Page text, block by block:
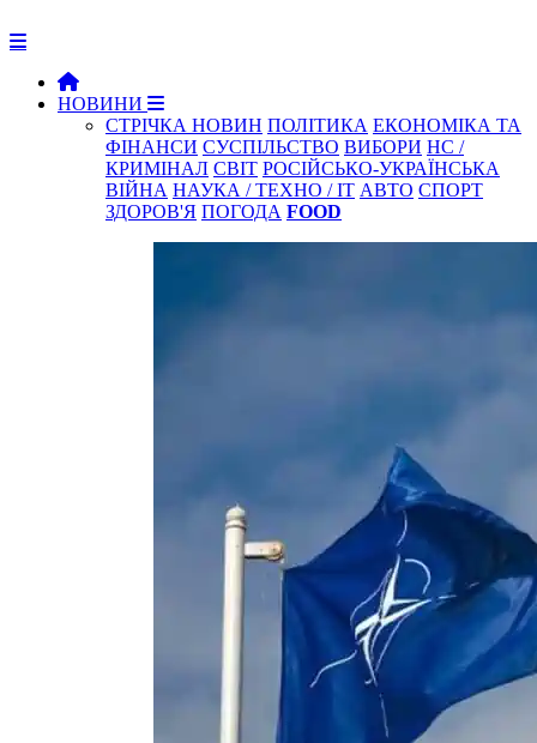
НОВИНИ
СТРІЧКА НОВИН ПОЛІТИКА ЕКОНОМІКА ТА
ФІНАНСИ СУСПІЛЬСТВО ВИБОРИ НС /
КРИМІНАЛ СВІТ РОСІЙСЬКО-УКРАЇНСЬКА
ВІЙНА НАУКА / ТЕХНО / IT АВТО СПОРТ
ЗДОРОВ'Я ПОГОДА FOOD